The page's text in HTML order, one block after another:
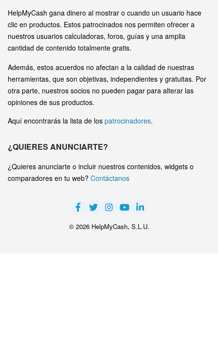
HelpMyCash gana dinero al mostrar o cuando un usuario hace
clic en productos. Estos patrocinados nos permiten ofrecer a
nuestros usuarios calculadoras, foros, guías y una amplia
cantidad de contenido totalmente gratis.
Además, estos acuerdos no afectan a la calidad de nuestras
herramientas, que son objetivas, independientes y gratuitas. Por
otra parte, nuestros socios no pueden pagar para alterar las
opiniones de sus productos.
Aquí encontrarás la lista de los patrocinadores.
¿QUIERES ANUNCIARTE?
¿Quieres anunciarte o incluir nuestros contenidos, widgets o
comparadores en tu web? Contáctanos
© 2026 HelpMyCash, S.L.U.